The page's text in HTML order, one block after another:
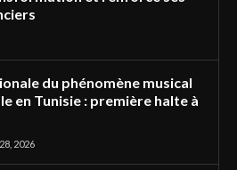
du phénomène musical
en Tunisie : première halte à
2026